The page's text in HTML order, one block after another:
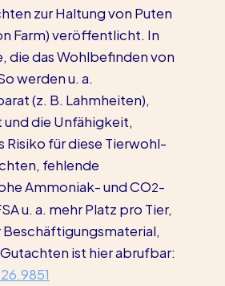
zur Haltung von Puten
Farm) veröffentlicht. In
die das Wohlbefinden von
werden u. a.
(z. B. Lahmheiten),
die Unfähigkeit,
für diese Tierwohl-
fehlende
Ammoniak- und CO2-
u. a. mehr Platz pro Tier,
ist hier abrufbar: